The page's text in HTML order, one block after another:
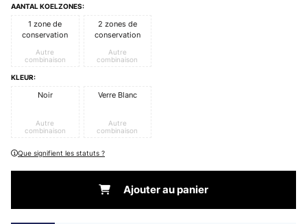
AANTAL KOELZONES:
1 zone de
conservation
Autre
combinaison
2 zones de
conservation
Autre
combinaison
KLEUR:
Noir
Autre
combinaison
Verre Blanc
Autre
combinaison
Que signifient les statuts ?
Ajouter au panier